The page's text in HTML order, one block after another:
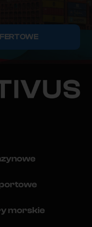
morskie